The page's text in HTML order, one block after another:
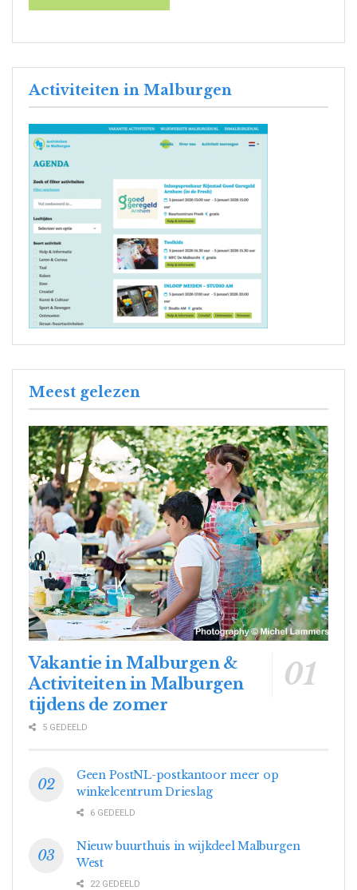
Activiteiten in Malburgen
Meest gelezen
Vakantie in Malburgen &
Activiteiten in Malburgen
tijdens de zomer
5 GEDEELD
Geen PostNL-postkantoor meer op
winkelcentrum Drieslag
6 GEDEELD
Nieuw buurthuis in wijkdeel Malburgen
West
22 GEDEELD